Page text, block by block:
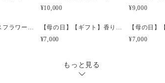
数量限定でのご用意
現在、5束分のみ花
¥10,000
¥9,000
【母の日】グラスフラワーアレンジメント ピンク
【母の日】【ギフト】香りのプリザーブドフラワーボックス イエロー
¥7,000
¥7,000
もっと見る